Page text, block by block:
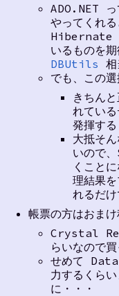
ADO.NET
やってくれ
Hibernate
いるものを
DBUtils
でも、この選
きちんと
れてい
発揮する
大抵そ
いので
くこと
理結果
れるだけ
帳票の方はおま
Crystal
らいなので
せめて Data
力するくら
に・・・